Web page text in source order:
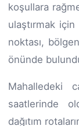
koşullara
ulaştırmak
noktası,
önünde
Mahalledeki
saatlerinde
dağıtım